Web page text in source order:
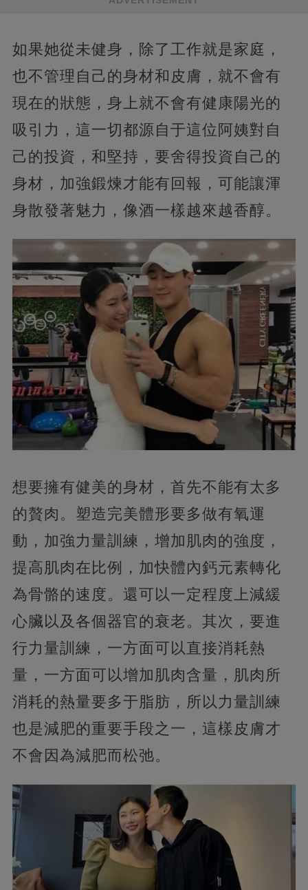
如果她從未健身，除了工作就是家庭，
也不管理自己的身材和皮膚，就不會有
現在的狀態，身上就不會有健康陽光的
吸引力，這一切都源自于這位阿姨對自
己的投資，和堅持，要舍得投資自己的
身材，加強鍛煉才能有回報，可能讓渾
身散發著魅力，像酒一樣越來越香醇。
想要擁有健美的身材，首先不能有太多
的贅肉。塑造完美體形要多做有氧運
動，加強力量訓練，增加肌肉的強度，
提高肌肉在比例，加快體內鈣元素轉化
為骨骼的速度。還可以一定程度上減緩
心臟以及各個器官的衰老。其次，要進
行力量訓練，一方面可以直接消耗熱
量，一方面可以增加肌肉含量，肌肉所
消耗的熱量要多于脂肪，所以力量訓練
也是減肥的重要手段之一，這樣皮膚才
不會因為減肥而松弛。